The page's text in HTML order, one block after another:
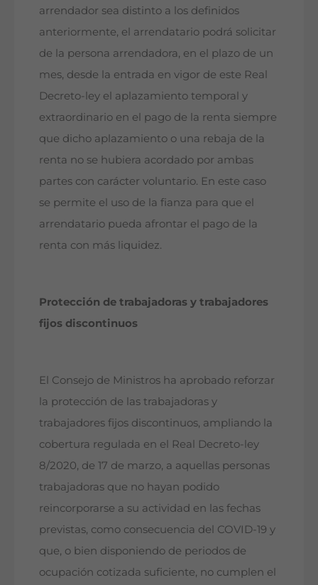
arrendador sea distinto a los definidos
anteriormente, el arrendatario podrá solicitar
de la persona arrendadora, en el plazo de un
mes, desde la entrada en vigor de este Real
Decreto-ley el aplazamiento temporal y
extraordinario en el pago de la renta siempre
que dicho aplazamiento o una rebaja de la
renta no se hubiera acordado por ambas
partes con carácter voluntario. En este caso
se permite el uso de la fianza para que el
arrendatario pueda afrontar el pago de la
renta con más liquidez.
Protección de trabajadoras y trabajadores
fijos discontinuos
El Consejo de Ministros ha aprobado reforzar
la protección de las trabajadoras y
trabajadores fijos discontinuos, ampliando la
cobertura regulada en el Real Decreto-ley
8/2020, de 17 de marzo, a aquellas personas
trabajadoras que no hayan podido
reincorporarse a su actividad en las fechas
previstas, como consecuencia del COVID-19 y
que, o bien disponiendo de periodos de
ocupación cotizada suficiente, no cumplen el